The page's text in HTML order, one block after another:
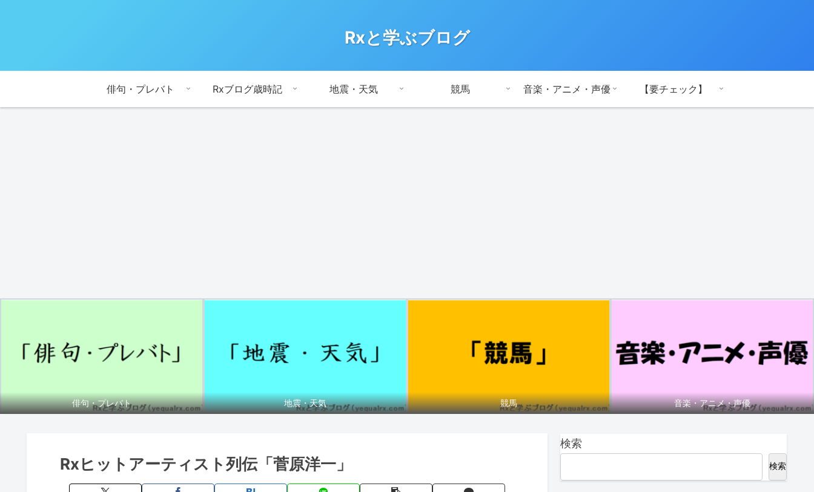
Rxと学ぶブログ
俳句・プレバト Rxブログ歳時記 地震・天気 競馬 音楽・アニメ・声優 【要チェック】
俳句・プレバト 地震・天気 競馬 音楽・アニメ・声優
Rxヒットアーティスト列伝「菅原洋一」
検索
検索